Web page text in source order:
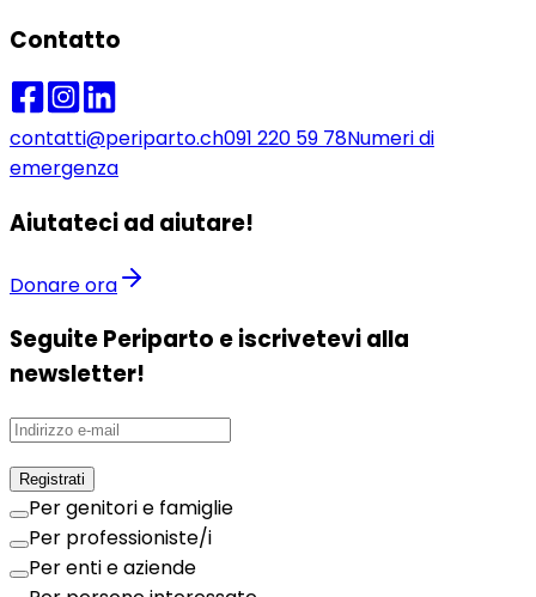
Contatto
contatti@periparto.ch091 220 59 78Numeri di
emergenza
Aiutateci ad aiutare!
Donare ora
Seguite Periparto e iscrivetevi alla
newsletter!
Registrati
Per genitori e famiglie
Per professioniste/i
Per enti e aziende